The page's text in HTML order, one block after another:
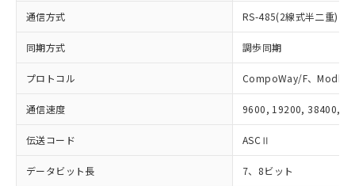
通信方式 RS-485(2線式半二重)
同期方式 調歩同期
プロトコル CompoWay/F、Modbus
通信速度 9600, 19200, 38400,
伝送コード ASCⅡ
データビット長 7、8ビット
また、RoHS指令のフタル酸エステル類４
物質の対応では、対応完了までの期間は出
荷製品に未対応品が混在することから備考
欄に対応日を記載しておりました。
既に当社にて対応品への在庫切替を完了
していることから、特段のことがない限
り、2022年1月12日より割愛しておりま
す。